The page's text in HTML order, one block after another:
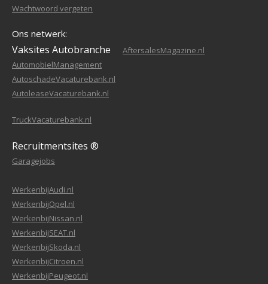
Wachtwoord vergeten
Ons netwerk:
Vaksites Autobranche
AftersalesMagazine.nl
AutomobielManagement
AutoschadeVacaturebank.nl
AutoleaseVacaturebank.nl
TruckVacaturebank.nl
Recruitmentsites ®
Garagejobs
WerkenbijAudi.nl
WerkenbijOpel.nl
WerkenbijNissan.nl
WerkenbijSEAT.nl
WerkenbijSkoda.nl
WerkenbijCitroen.nl
WerkenbijPeugeot.nl